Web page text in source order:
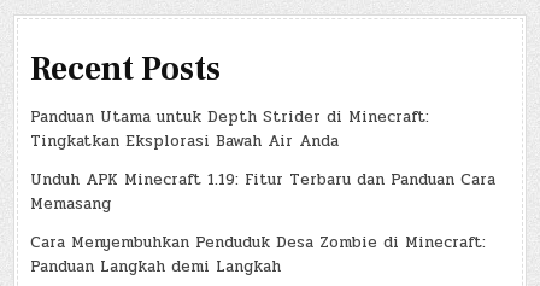
Recent Posts
Panduan Utama untuk Depth Strider di Minecraft:
Tingkatkan Eksplorasi Bawah Air Anda
Unduh APK Minecraft 1.19: Fitur Terbaru dan Panduan Cara
Memasang
Cara Menyembuhkan Penduduk Desa Zombie di Minecraft:
Panduan Langkah demi Langkah